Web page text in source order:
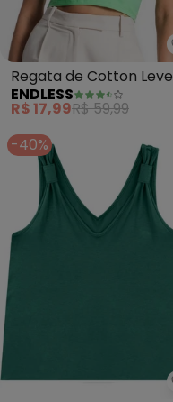
Regata de Cotton Leve
Feminino (Verde)
ENDLESS
R$ 17,99R$ 59,99
-40%